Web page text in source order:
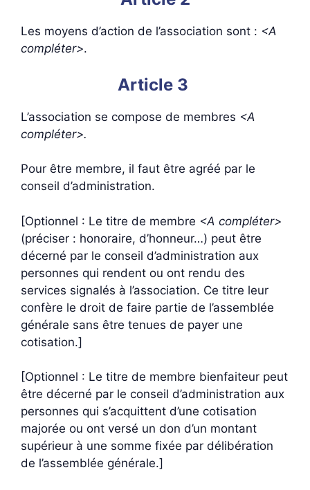
Les moyens d’action de l’association sont : <A
compléter>.
Article 3
L’association se compose de membres <A
compléter>.
Pour être membre, il faut être agréé par le
conseil d’administration.
[Optionnel : Le titre de membre <A compléter>
(préciser : honoraire, d’honneur…) peut être
décerné par le conseil d’administration aux
personnes qui rendent ou ont rendu des
services signalés à l’association. Ce titre leur
confère le droit de faire partie de l’assemblée
générale sans être tenues de payer une
cotisation.]
[Optionnel : Le titre de membre bienfaiteur peut
être décerné par le conseil d’administration aux
personnes qui s’acquittent d’une cotisation
majorée ou ont versé un don d’un montant
supérieur à une somme fixée par délibération
de l’assemblée générale.]